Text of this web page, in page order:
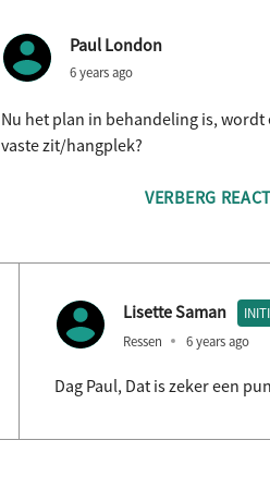
Paul London
6 years ago
Nu het plan in behandeling is,
vaste zit/hangplek?
VERBERG
Lisette Saman
Ressen 6 years ago
Dag Paul, Dat is zeker een